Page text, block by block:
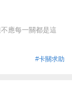
應每一關都是這
#卡關求助